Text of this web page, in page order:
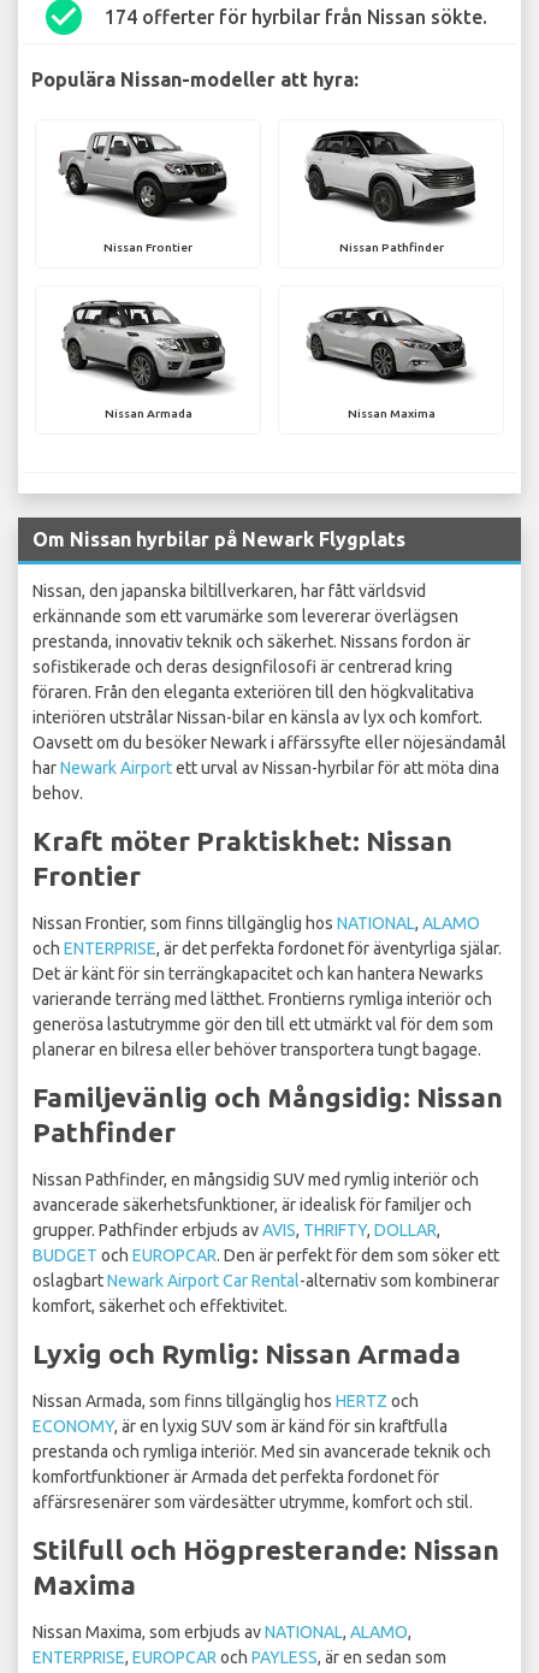
check_circle 174 offerter för hyrbilar från Nissan sökte.
Populära Nissan-modeller att hyra:
Nissan Frontier Nissan Pathfinder
Nissan Armada Nissan Maxima
Om Nissan hyrbilar på Newark Flygplats
Nissan, den japanska biltillverkaren, har fått världsvid
erkännande som ett varumärke som levererar överlägsen
prestanda, innovativ teknik och säkerhet. Nissans fordon är
sofistikerade och deras designfilosofi är centrerad kring
föraren. Från den eleganta exteriören till den högkvalitativa
interiören utstrålar Nissan-bilar en känsla av lyx och komfort.
Oavsett om du besöker Newark i affärssyfte eller nöjesändamål
harNewark Airportett urval av Nissan-hyrbilar för att möta dina
behov.
Kraft möter Praktiskhet: Nissan
Frontier
Nissan Frontier, som finns tillgänglig hos NATIONAL, ALAMO
och ENTERPRISE, är det perfekta fordonet för äventyrliga själar.
Det är känt för sin terrängkapacitet och kan hantera Newarks
varierande terräng med lätthet. Frontierns rymliga interiör och
generösa lastutrymme gör den till ett utmärkt val för dem som
planerar en bilresa eller behöver transportera tungt bagage.
Familjevänlig och Mångsidig: Nissan
Pathfinder
Nissan Pathfinder, en mångsidig SUV med rymlig interiör och
avancerade säkerhetsfunktioner, är idealisk för familjer och
grupper. Pathfinder erbjuds avAVIS, THRIFTY, DOLLAR,
BUDGET och EUROPCAR. Den är perfekt för dem som söker ett
oslagbartNewark Airport Car Rental-alternativ som kombinerar
komfort, säkerhet och effektivitet.
Lyxig och Rymlig: Nissan Armada
Nissan Armada, som finns tillgänglig hos HERTZ och
ECONOMY, är en lyxig SUV som är känd för sin kraftfulla
prestanda och rymliga interiör. Med sin avancerade teknik och
komfortfunktioner är Armada det perfekta fordonet för
affärsresenärer som värdesätter utrymme, komfort och stil.
Stilfull och Högpresterande: Nissan
Maxima
Nissan Maxima, som erbjuds avNATIONAL, ALAMO,
ENTERPRISE, EUROPCAR och PAYLESS, är en sedan som